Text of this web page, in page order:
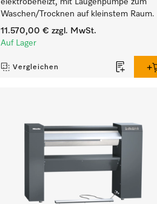
elektrobeheizt, mit Laugenpumpe zum
Waschen/Trocknen auf kleinstem Raum.
11.570,00 € zzgl. MwSt.
Auf Lager
Vergleichen